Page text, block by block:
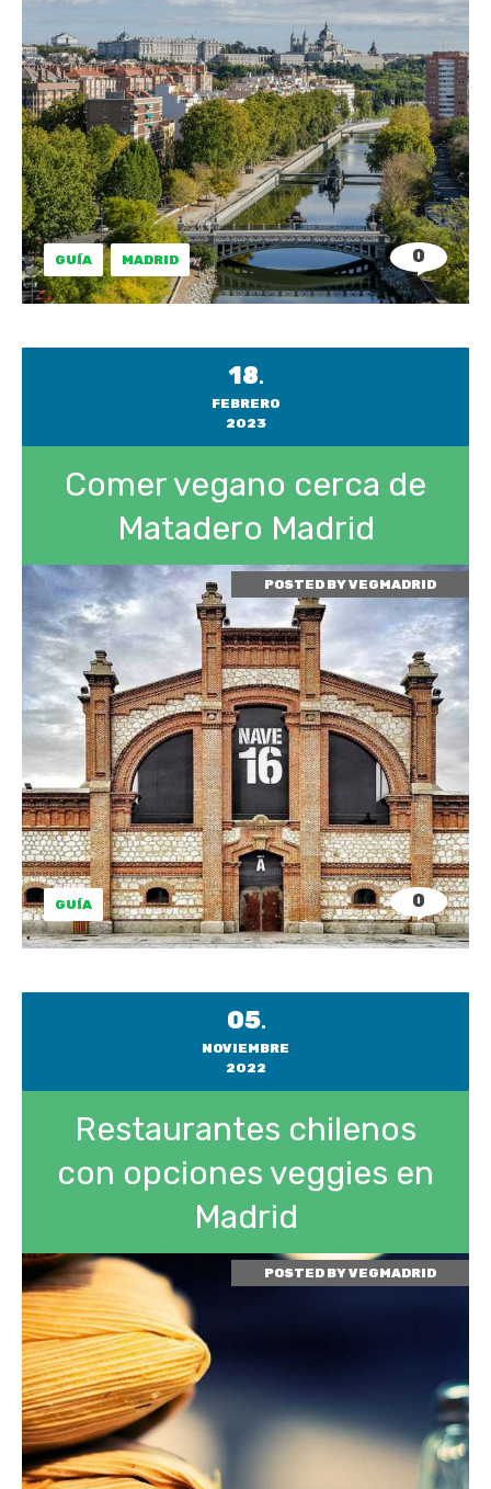
GUÍA MADRID 0
18.
FEBRERO
2023
Comer vegano cerca de
Matadero Madrid
POSTED BYVEGMADRID
GUÍA 0
05.
NOVIEMBRE
2022
Restaurantes chilenos
con opciones veggies en
Madrid
POSTED BYVEGMADRID